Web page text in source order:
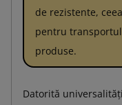
de rezistente,
pentru
produse.
Datorită